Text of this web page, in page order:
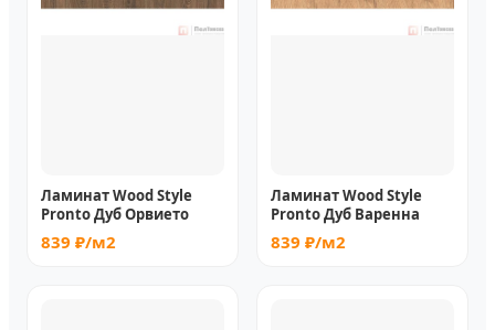
Ламинат Wood Style
Pronto Дуб Орвието
839 ₽/м2
Ламинат Wood Style
Pronto Дуб Варенна
839 ₽/м2